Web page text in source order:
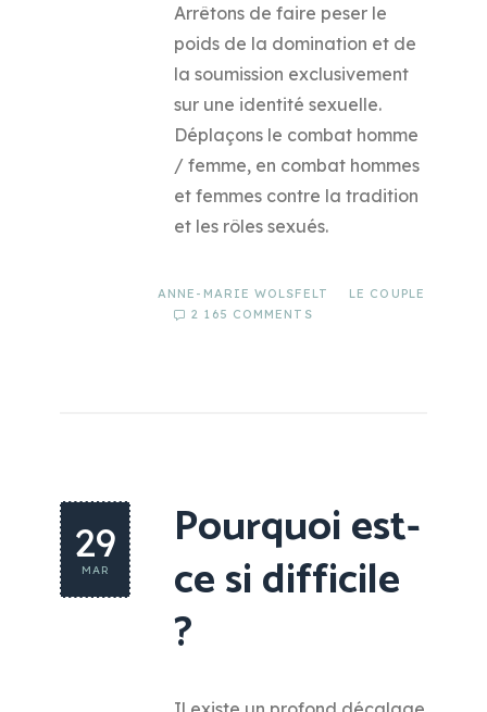
Arrêtons de faire peser le
poids de la domination et de
la soumission exclusivement
sur une identité sexuelle.
Déplaçons le combat homme
/ femme, en combat hommes
et femmes contre la tradition
et les rôles sexués.
ANNE-MARIE WOLSFELT
LE COUPLE
2 165 COMMENTS
29
MAR
Pourquoi est-
ce si difficile
?